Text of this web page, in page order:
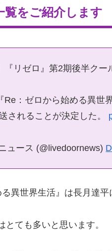
覧をご紹介します
『リゼロ』第2期後半ク
Re：ゼロから始める異世
されることが決定した。
ュース (@livedoornews)
る異世界生活』は長月達
とても多いと思います。